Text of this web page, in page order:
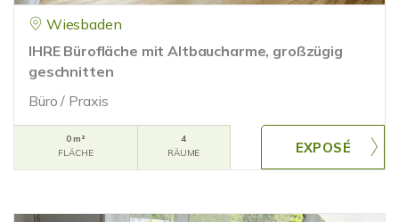
Wiesbaden
IHRE Bürofläche mit Altbaucharme, großzügig
geschnitten
Büro / Praxis
0 m²
FLÄCHE
4
RÄUME